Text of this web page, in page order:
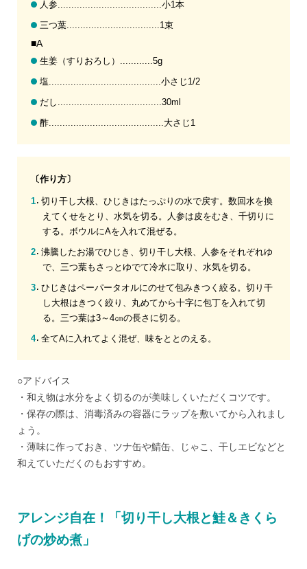
人参......................................小1本
三つ葉..................................1束
■A
生姜（すりおろし）............5g
塩.........................................小さじ1/2
だし......................................30ml
酢..........................................大さじ1
〔作り方〕
切り干し大根、ひじきはたっぷりの水で戻す。数回水を換
えてくせをとり、水気を切る。人参は皮をむき、千切りに
する。ボウルにAを入れて混ぜる。
沸騰したお湯でひじき、切り干し大根、人参をそれぞれゆ
で、三つ葉もさっとゆでて冷水に取り、水気を切る。
ひじきはペーパータオルにのせて包みきつく絞る。切り干
し大根はきつく絞り、丸めてから十字に包丁を入れて切
る。三つ葉は3～4㎝の長さに切る。
全てAに入れてよく混ぜ、味をととのえる。
○アドバイス
・和え物は水分をよく切るのが美味しくいただくコツです。
・保存の際は、消毒済みの容器にラップを敷いてから入れまし
ょう。
・薄味に作っておき、ツナ缶や鯖缶、じゃこ、干しエビなどと
和えていただくのもおすすめ。
アレンジ自在！「切り干し大根と鮭＆きくら
げの炒め煮」